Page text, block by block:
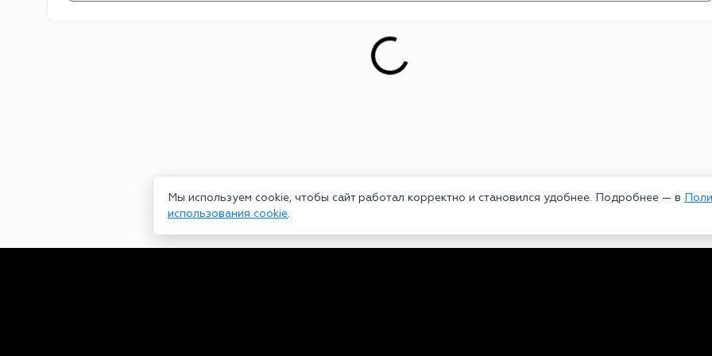
Мы используем cookie, чтобы сайт работал корректно и становился удобнее. Подробнее — в
использования cookie.